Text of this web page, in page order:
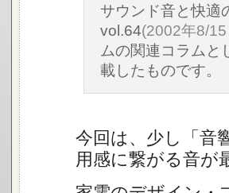
サウンド音と快
vol.64(2002年8/
ムの関連コラムと
載したものです。
今回は、少し「音
用感に繋がる音が